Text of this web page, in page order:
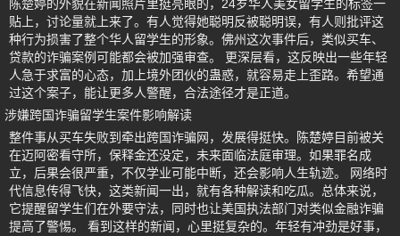
陈楚婷的外貌在新闻照片里挺亮眼的，24岁华人美女留学生的标签一
贴上，讨论量就上来了。有人觉得她聪明反被聪明误，有人则批评这
种行为损害了整个华人留学生的形象。佛州这次事件后，类似买车、
贷款的诈骗案例可能都会被加强审查。 更深层看，这反映出一些年轻
人急于求富的心态，加上境外团伙的蛊惑，就容易走上歪路。希望通
过这个案子，能让更多人警醒，合法途径才是正道。
涉嫌跨国诈骗留学生案件影响解读
整件事从买车失败到牵出跨国诈骗网，发展得挺快。陈楚婷目前被关
在迈阿密看守所，保释金还没定，未来面临法庭审理。如果罪名成
立，后果会很严重，不仅学业可能中断，还会影响人生轨迹。 网络时
代信息传得飞快，这类新闻一出，就有各种解读和吃瓜。总体来说，
它提醒留学生们在外要守法，同时也让美国执法部门对类似金融诈骗
提高了警惕。 看到这样的新闻，心里挺复杂的。年轻有冲劲是好事，